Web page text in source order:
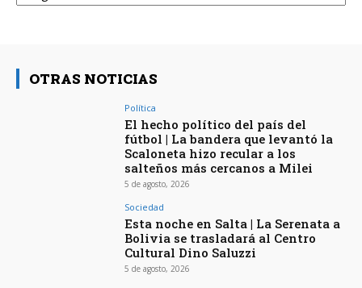
OTRAS NOTICIAS
Política
El hecho político del país del
fútbol | La bandera que levantó la
Scaloneta hizo recular a los
salteños más cercanos a Milei
5 de agosto, 2026
Sociedad
Esta noche en Salta | La Serenata a
Bolivia se trasladará al Centro
Cultural Dino Saluzzi
5 de agosto, 2026